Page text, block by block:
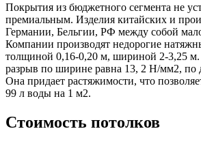
Покрытия из бюджетного сегмента не
премиальным. Изделия китайских и
Германии, Бельгии, РФ между собой
Компании производят недорогие
толщиной 0,16-0,20 м, шириной 2-3,25 м.
разрыв по ширине равна 13, 2 Н/мм2, по
Она придает растяжимости, что
99 л воды на 1 м2.
Стоимость потолков